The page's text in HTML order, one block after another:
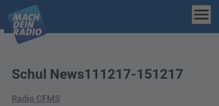
menu
Schul News111217-151217
Radio CFMS